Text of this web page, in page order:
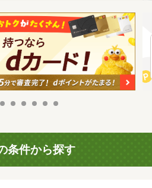
条件から探す